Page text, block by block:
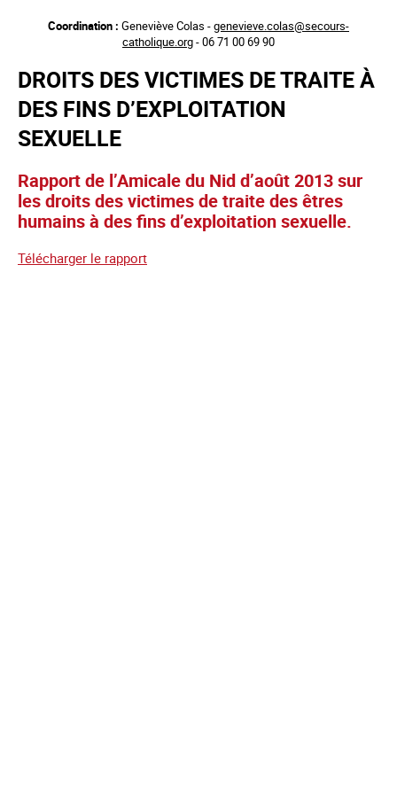
principal
Coordination : Geneviève Colas -genevieve.colas@secours-
catholique.org- 06 71 00 69 90
DROITS DES VICTIMES DE TRAITE À
DES FINS D’EXPLOITATION
SEXUELLE
Rapport de l’Amicale du Nid d’août 2013 sur
les droits des victimes de traite des êtres
humains à des fins d’exploitation sexuelle.
Télécharger le rapport